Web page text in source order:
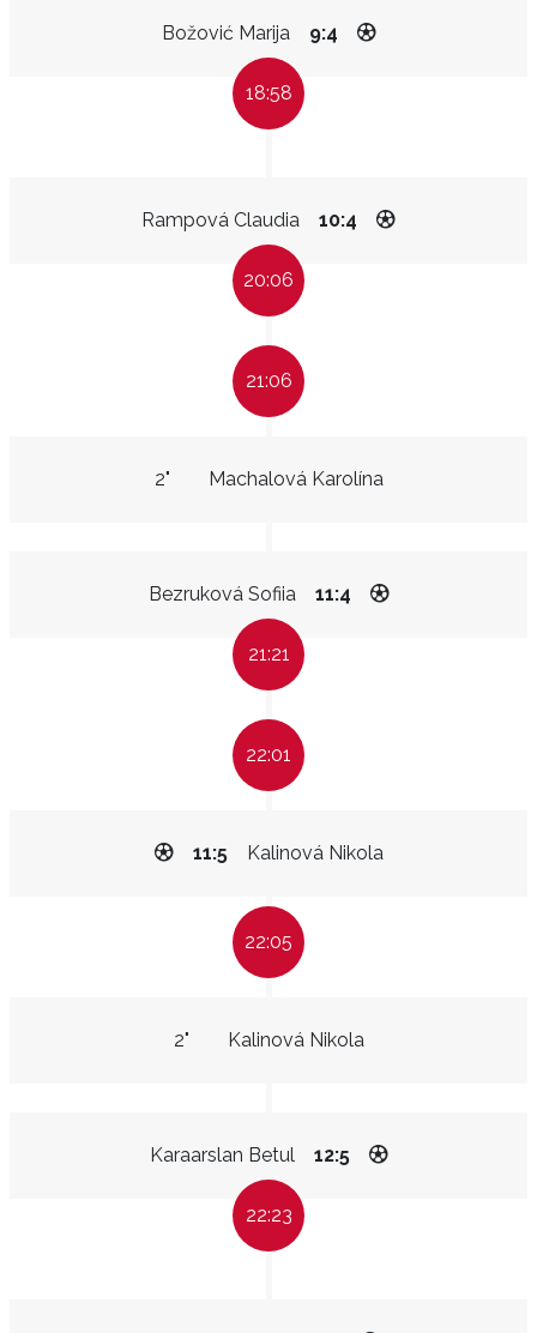
Božović Marija 9:4
18:58
Rampová Claudia 10:4
20:06
21:06
Machalová Karolína
2"
Bezruková Sofiia 11:4
21:21
22:01
Kalinová Nikola
11:5
22:05
Kalinová Nikola
2"
Karaarslan Betul 12:5
22:23